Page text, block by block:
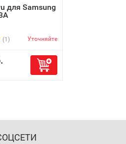
для Samsung
(1) Уточняйте